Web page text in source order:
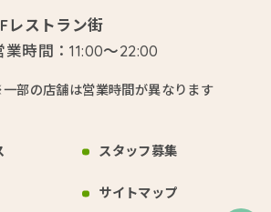
レストラン街
業時間：11:00～22:00
部の店舗は営業時間が異なります
スタッフ募集
サイトマップ